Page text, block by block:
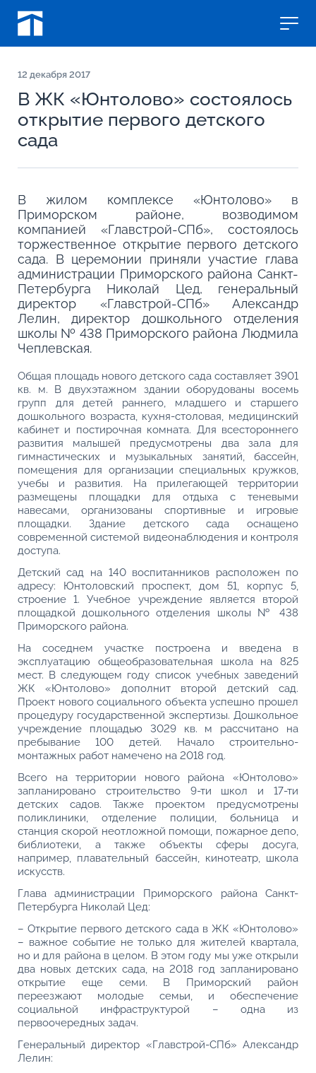
12 декабря 2017
В ЖК «Юнтолово» состоялось
открытие первого детского
сада
В жилом комплексе «Юнтолово» в
Приморском районе, возводимом
компанией «Главстрой-СПб», состоялось
торжественное открытие первого детского
сада. В церемонии приняли участие глава
администрации Приморского района Санкт-
Петербурга Николай Цед, генеральный
директор «Главстрой-СПб» Александр
Лелин, директор дошкольного отделения
школы № 438 Приморского района Людмила
Чеплевская.
Общая площадь нового детского сада составляет 3901
кв. м. В двухэтажном здании оборудованы восемь
групп для детей раннего, младшего и старшего
дошкольного возраста, кухня-столовая, медицинский
кабинет и постирочная комната. Для всестороннего
развития малышей предусмотрены два зала для
гимнастических и музыкальных занятий, бассейн,
помещения для организации специальных кружков,
учебы и развития. На прилегающей территории
размещены площадки для отдыха с теневыми
навесами, организованы спортивные и игровые
площадки. Здание детского сада оснащено
современной системой видеонаблюдения и контроля
доступа.
Детский сад на 140 воспитанников расположен по
адресу: Юнтоловский проспект, дом 51, корпус 5,
строение 1. Учебное учреждение является второй
площадкой дошкольного отделения школы № 438
Приморского района.
На соседнем участке построена и введена в
эксплуатацию общеобразовательная школа на 825
мест. В следующем году список учебных заведений
ЖК «Юнтолово» дополнит второй детский сад.
Проект нового социального объекта успешно прошел
процедуру государственной экспертизы. Дошкольное
учреждение площадью 3029 кв. м рассчитано на
пребывание 100 детей. Начало строительно-
монтажных работ намечено на 2018 год.
Всего на территории нового района «Юнтолово»
запланировано строительство 9-ти школ и 17-ти
детских садов. Также проектом предусмотрены
поликлиники, отделение полиции, больница и
станция скорой неотложной помощи, пожарное депо,
библиотеки, а также объекты сферы досуга,
например, плавательный бассейн, кинотеатр, школа
искусств.
Глава администрации Приморского района Санкт-
Петербурга Николай Цед:
– Открытие первого детского сада в ЖК «Юнтолово»
– важное событие не только для жителей квартала,
но и для района в целом. В этом году мы уже открыли
два новых детских сада, на 2018 год запланировано
открытие еще семи. В Приморский район
переезжают молодые семьи, и обеспечение
социальной инфраструктурой – одна из
первоочередных задач.
Генеральный директор «Главстрой-СПб» Александр
Лелин: